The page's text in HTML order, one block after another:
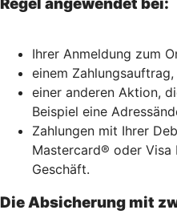
Ihrer Anmeldung zum
einem Zahlungsauftrag,
einer anderen Aktion,
Beispiel eine
Zahlungen mit Ihrer
Mastercard® oder Visa
Geschäft.
Die Absicherung mit